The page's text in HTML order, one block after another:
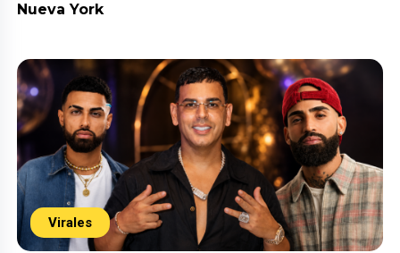
Nueva York
Virales